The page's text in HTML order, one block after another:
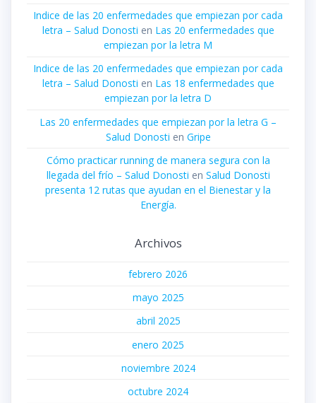
Indice de las 20 enfermedades que empiezan por cada
letra – Salud Donosti en Las 20 enfermedades que
empiezan por la letra M
Indice de las 20 enfermedades que empiezan por cada
letra – Salud Donosti en Las 18 enfermedades que
empiezan por la letra D
Las 20 enfermedades que empiezan por la letra G –
Salud Donosti en Gripe
Cómo practicar running de manera segura con la
llegada del frío – Salud Donosti en Salud Donosti
presenta 12 rutas que ayudan en el Bienestar y la
Energía.
Archivos
febrero 2026
mayo 2025
abril 2025
enero 2025
noviembre 2024
octubre 2024